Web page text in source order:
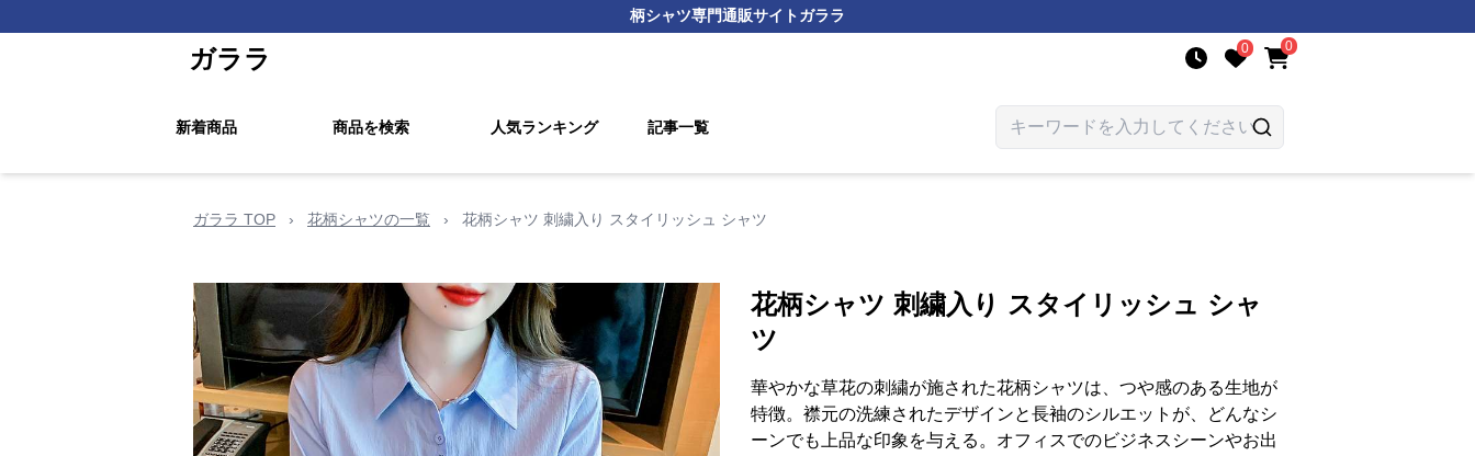
柄シャツ専門通販サイトガララ
ガララ 0 0
新着商品 商品を検索 人気ランキング 記事一覧
ガララ TOP › 花柄シャツの一覧 › 花柄シャツ 刺繍入り スタイリッシュ シャツ
花柄シャツ 刺繍入り スタイリッシュ シャ
ツ
華やかな草花の刺繍が施された花柄シャツは、つや感のある生地が
特徴。襟元の洗練されたデザインと長袖のシルエットが、どんなシ
ーンでも上品な印象を与える。オフィスでのビジネスシーンやお出